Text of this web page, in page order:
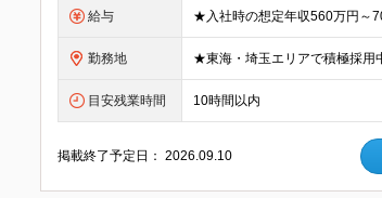
給与
勤務地
目安残業時間 10時間以内
掲載終了予定日：2026.09.10